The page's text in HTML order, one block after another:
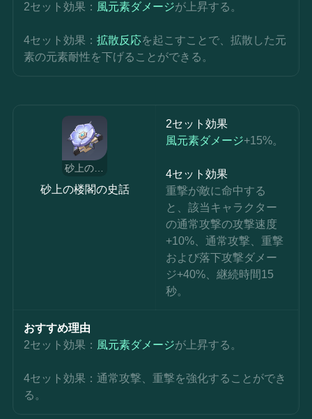
2セット効果： 風元素ダメージが上昇する。
4セット効果：拡散反応を起こすことで、拡散した元
素の元素耐性を下げることができる。
砂上の楼閣の史話
砂上の楼閣の史話
2セット効果
風元素ダメージ+15%。
4セット効果
重撃が敵に命中する
と、該当キャラクター
の通常攻撃の攻撃速度
+10%、通常攻撃、重撃
および落下攻撃ダメー
ジ+40%、継続時間15
秒。
おすすめ理由
2セット効果： 風元素ダメージが上昇する。
4セット効果：通常攻撃、重撃を強化することができ
る。